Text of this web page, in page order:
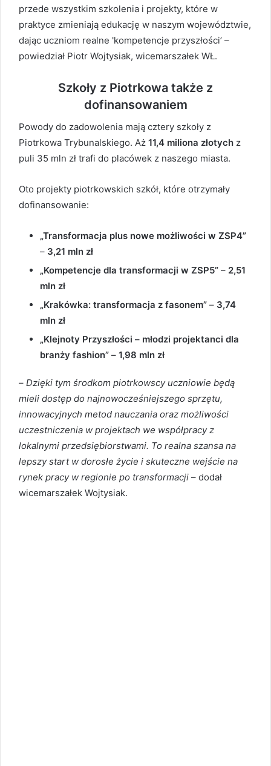
przede wszystkim szkolenia i projekty, które w
praktyce zmieniają edukację w naszym województwie,
dając uczniom realne 'kompetencje przyszłości’ –
powiedział Piotr Wojtysiak, wicemarszałek WŁ.
Szkoły z Piotrkowa także z
dofinansowaniem
Powody do zadowolenia mają cztery szkoły z
Piotrkowa Trybunalskiego. Aż 11,4 miliona złotych z
puli 35 mln zł trafi do placówek z naszego miasta.
Oto projekty piotrkowskich szkół, które otrzymały
dofinansowanie:
„Transformacja plus nowe możliwości w ZSP4”
– 3,21 mln zł
„Kompetencje dla transformacji w ZSP5” – 2,51
mln zł
„Krakówka: transformacja z fasonem” – 3,74
mln zł
„Klejnoty Przyszłości – młodzi projektanci dla
branży fashion” – 1,98 mln zł
– Dzięki tym środkom piotrkowscy uczniowie będą
mieli dostęp do najnowocześniejszego sprzętu,
innowacyjnych metod nauczania oraz możliwości
uczestniczenia w projektach we współpracy z
lokalnymi przedsiębiorstwami. To realna szansa na
lepszy start w dorosłe życie i skuteczne wejście na
rynek pracy w regionie po transformacji – dodał
wicemarszałek Wojtysiak.